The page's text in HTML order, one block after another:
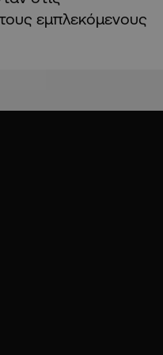
εμπλεκόμενους